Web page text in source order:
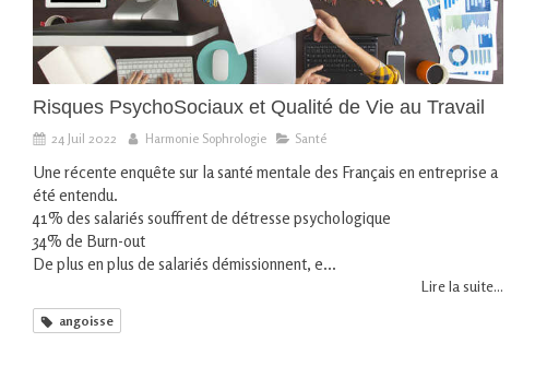
Risques PsychoSociaux et Qualité de Vie au Travail
24 Juil 2022 Harmonie Sophrologie Santé
Une récente enquête sur la santé mentale des Français en entreprise a
été entendu.
41% des salariés souffrent de détresse psychologique
34% de Burn-out
De plus en plus de salariés démissionnent, e...
Lire la suite...
angoisse